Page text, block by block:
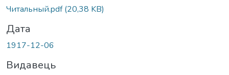
Читальный.pdf(20,38 KB)
Дата
1917-12-06
Видавець